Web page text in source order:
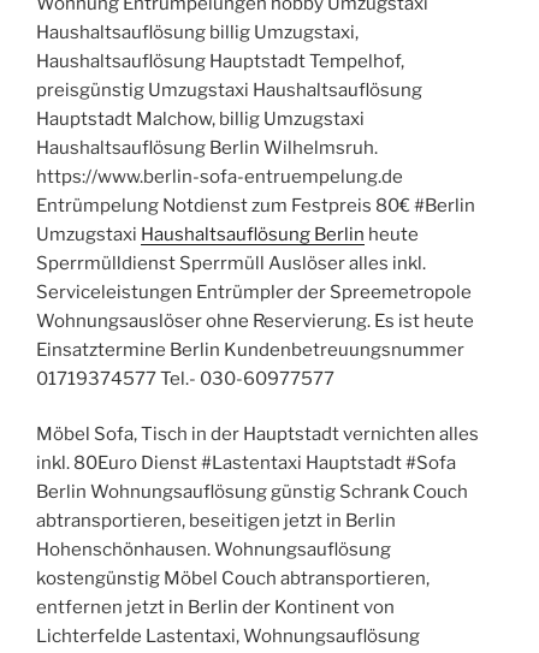
Haushaltsauflösung billig Umzugstaxi,
Haushaltsauflösung Hauptstadt Tempelhof,
preisgünstig Umzugstaxi Haushaltsauflösung
Hauptstadt Malchow, billig Umzugstaxi
Haushaltsauflösung Berlin Wilhelmsruh.
https://www.berlin-sofa-entruempelung.de
Entrümpelung Notdienst zum Festpreis 80€ #Berlin
Umzugstaxi Haushaltsauflösung Berlin heute
Sperrmülldienst Sperrmüll Auslöser alles inkl.
Serviceleistungen Entrümpler der Spreemetropole
Wohnungsauslöser ohne Reservierung. Es ist heute
Einsatztermine Berlin Kundenbetreuungsnummer
01719374577 Tel.- 030-60977577
Möbel Sofa, Tisch in der Hauptstadt vernichten alles
inkl. 80Euro Dienst #Lastentaxi Hauptstadt #Sofa
Berlin Wohnungsauflösung günstig Schrank Couch
abtransportieren, beseitigen jetzt in Berlin
Hohenschönhausen. Wohnungsauflösung
kostengünstig Möbel Couch abtransportieren,
entfernen jetzt in Berlin der Kontinent von
Lichterfelde Lastentaxi, Wohnungsauflösung